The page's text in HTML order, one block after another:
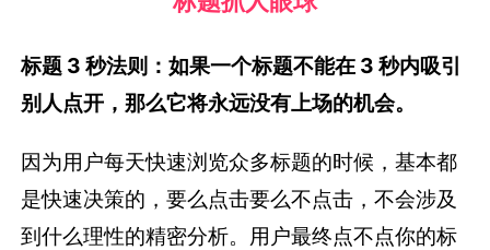
标题 3 秒法则：如果一个标题不能在 3 秒内吸引
别人点开，那么它将永远没有上场的机会。
因为用户每天快速浏览众多标题的时候，基本都
是快速决策的，要么点击要么不点击，不会涉及
到什么理性的精密分析。用户最终点不点你的标